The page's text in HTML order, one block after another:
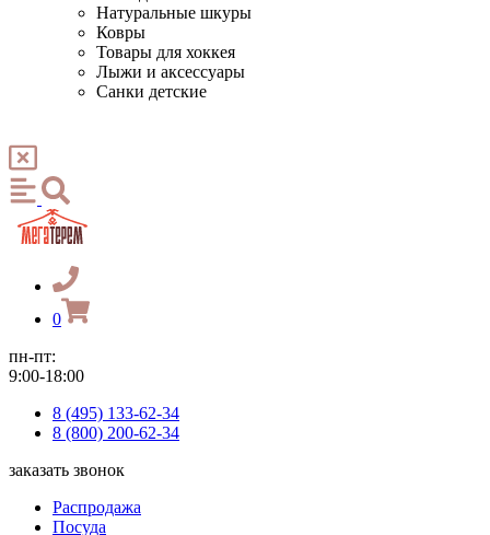
Натуральные шкуры
Ковры
Товары для хоккея
Лыжи и аксессуары
Санки детские
0
пн-пт:
9:00-18:00
8 (495) 133-62-34
8 (800) 200-62-34
заказать звонок
Распродажа
Посуда